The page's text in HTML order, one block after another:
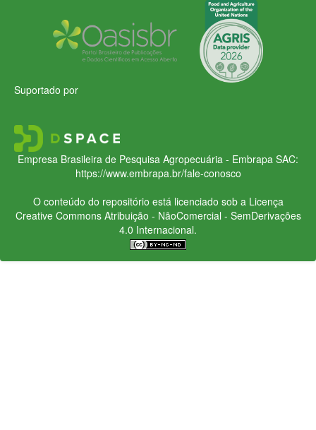
Suportado por
Empresa Brasileira de Pesquisa Agropecuária - Embrapa SAC:
https://www.embrapa.br/fale-conosco
O conteúdo do repositório está licenciado sob a Licença
Creative CommonsAtribuição - NãoComercial - SemDerivações
4.0 Internacional.